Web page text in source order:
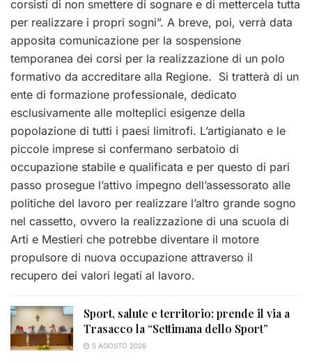
corsisti di non smettere di sognare e di mettercela tutta
per realizzare i propri sogni”. A breve, poi, verrà data
apposita comunicazione per la sospensione
temporanea dei corsi per la realizzazione di un polo
formativo da accreditare alla Regione. Si tratterà di un
ente di formazione professionale, dedicato
esclusivamente alle molteplici esigenze della
popolazione di tutti i paesi limitrofi. L’artigianato e le
piccole imprese si confermano serbatoio di
occupazione stabile e qualificata e per questo di pari
passo prosegue l’attivo impegno dell’assessorato alle
politiche del lavoro per realizzare l’altro grande sogno
nel cassetto, ovvero la realizzazione di una scuola di
Arti e Mestieri che potrebbe diventare il motore
propulsore di nuova occupazione attraverso il
recupero dei valori legati al lavoro.
Sport, salute e territorio: prende il via a
Trasacco la “Settimana dello Sport”
5 AGOSTO 2026